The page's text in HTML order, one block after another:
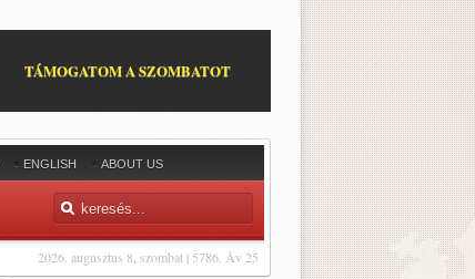
TÁMOGATOM A SZOMBATOT
ENGLISH ABOUT US
2026. augusztus 8, szombat | 5786. Áv 25